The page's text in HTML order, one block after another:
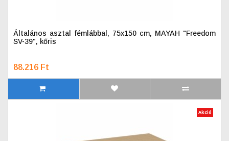
Általános asztal fémlábbal, 75x150 cm, MAYAH "Freedom
SV-39", kőris
88.216 Ft
Akció